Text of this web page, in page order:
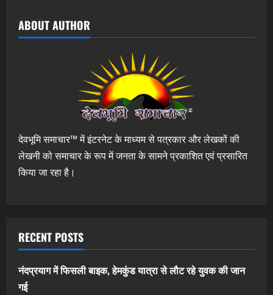
ABOUT AUTHOR
देवभूमि समाचार™ में इंटरनेट के माध्यम से पत्रकार और लेखकों की
लेखनी को समाचार के रूप में जनता के सामने प्रकाशित एवं प्रसारित
किया जा रहा है।
RECENT POSTS
नंदप्रयाग में फिसली बाइक, हेमकुंड यात्रा से लौट रहे युवक की जान
गई